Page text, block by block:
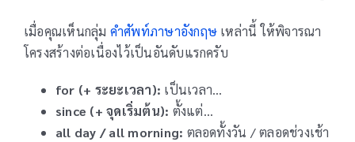
เมื่อคุณเห็นกลุ่ม คำศัพท์ภาษาอังกฤษ เหล่านี้ ให้พิจารณา
โครงสร้างต่อเนื่องไว้เป็นอันดับแรกครับ
for (+ ระยะเวลา): เป็นเวลา…
since (+ จุดเริ่มต้น): ตั้งแต่…
all day / all morning: ตลอดทั้งวัน / ตลอดช่วงเช้า